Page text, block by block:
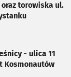
torowiska ul.
- ulica 11
Kosmonautów